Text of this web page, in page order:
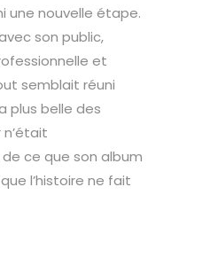
une nouvelle étape.
son public,
et
semblait réuni
plus belle des
n’était
ce que son album
l’histoire ne fait